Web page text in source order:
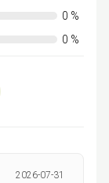
0 %
0 %
2026-07-31